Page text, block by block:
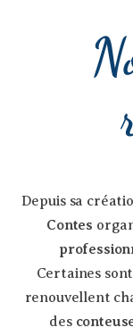
Depuis sa
Contes
Certaines
renouvellent
des